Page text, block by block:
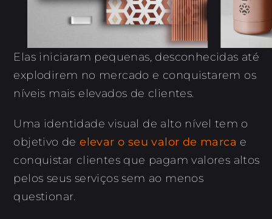
Elas iniciaram pequenas, desconhecidas até
explodirem no mercado e conquistarem os
níveis mais elevados de clientes.
Uma identidade visual de alto nível tem o
objetivo de elevar o seu valor de marca e
conquistar clientes que pagam valores altos
pelos seus serviços sem ao menos
questionar.